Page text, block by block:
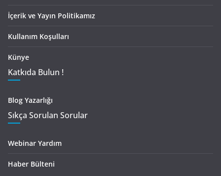
İçerik ve Yayın Politikamız
Kullanım Koşulları
Künye
Katkıda Bulun !
Blog Yazarlığı
Sıkça Sorulan Sorular
Webinar Yardım
Haber Bülteni